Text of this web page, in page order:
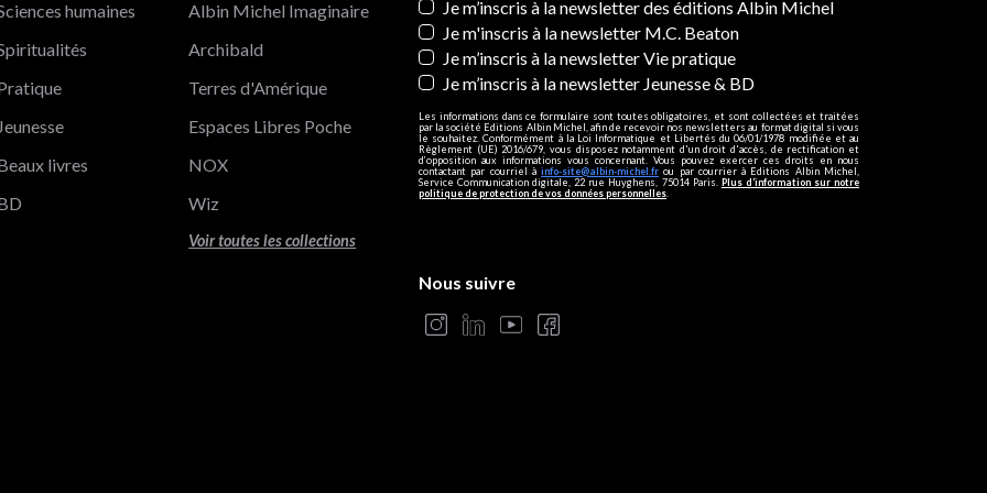
de confidentialité, en garantissant la conformité avec les réglementations. Personnalisez vos préférences pour
Newsletters
Je m’inscris à la newsletter des éditions Albin Michel
Je m'inscris à la newsletter M.C. Beaton
Je m’inscris à la newsletter Vie pratique
Je m’inscris à la newsletter Jeunesse & BD
Les informations dans ce formulaire sont toutes obligatoires, et sont collectées et traitées
par la société Editions Albin Michel, afin de recevoir nos newsletters au format digital si vous
le souhaitez. Conformément à la Loi Informatique et Libertés du 06/01/1978 modifiée et au
Règlement (UE) 2016/679, vous disposez notamment d'un droit d'accès, de rectification et
d’opposition aux informations vous concernant. Vous pouvez exercer ces droits en nous
contactant par courriel àinfo-site@albin-michel.fr ou par courrier à Editions Albin Michel,
Service Communication digitale, 22 rue Huyghens, 75014 Paris. Plus d’information sur notre
politique de protection de vos données personnelles
humaines
Jeunesse
livres
Albin Michel Imaginaire
Archibald
Terres d'Amérique
Espaces Libres Poche
NOX
Wiz
Voir toutes les collections
Nous suivre